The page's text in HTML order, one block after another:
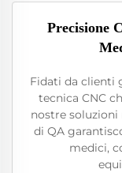
Precisione
Fidati da clienti
tecnica CNC
nostre
di QA
medici,